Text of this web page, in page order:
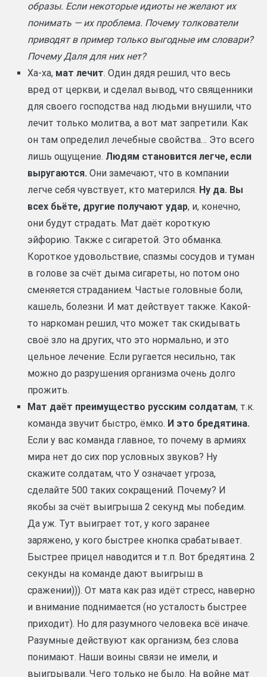
образы. Если некоторые идиоты не желают их
понимать — их проблема. Почему толкователи
приводят в пример только выгодные им словари?
Почему Даля для них нет?
Ха-ха, мат лечит. Один дядя решил, что весь
вред от церкви, и сделал вывод, что священники
для своего господства над людьми внушили, что
лечит только молитва, а вот мат запретили. Как
он там определил лечебные свойства… Это всего
лишь ощущение. Людям становится легче, если
выругаются. Они замечают, что в компании
легче себя чувствует, кто матерился. Ну да. Вы
всех бьёте, другие получают удар, и, конечно,
они будут страдать. Мат даёт короткую
эйфорию. Также с сигаретой. Это обманка.
Короткое удовольствие, спазмы сосудов и туман
в голове за счёт дыма сигареты, но потом оно
сменяется страданием. Частые головные боли,
кашель, болезни. И мат действует также. Какой-
то наркоман решил, что может так скидывать
своё зло на других, что это нормально, и это
цельное лечение. Если ругается несильно, так
можно до разрушения организма очень долго
прожить.
Мат даёт преимущество русским солдатам, т.к.
команда звучит быстро, ёмко. И это бредятина.
Если у вас команда главное, то почему в армиях
мира нет до сих пор условных звуков? Ну
скажите солдатам, что У означает угроза,
сделайте 500 таких сокращений. Почему? И
якобы за счёт выигрыша 2 секунд мы победим.
Да уж. Тут выиграет тот, у кого заранее
заряжено, у кого быстрее кнопка срабатывает.
Быстрее прицел наводится и т.п. Вот бредятина. 2
секунды на команде дают выигрыш в
сражении))). От мата как раз идёт стресс, наверно
и внимание поднимается (но усталость быстрее
приходит). Но для разумного человека всё иначе.
Разумные действуют как организм, без слова
понимают. Наши воины связи не имели, и
выигрывали. Чего только не было. На войне мат